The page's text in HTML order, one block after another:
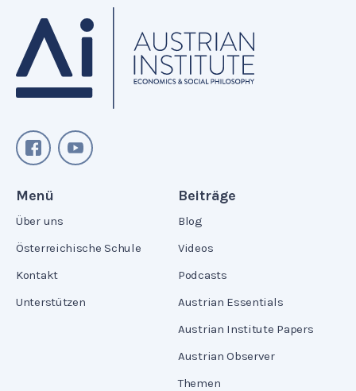
Menü
Über uns
Österreichische Schule
Kontakt
Unterstützen
Beiträge
Blog
Videos
Podcasts
Austrian Essentials
Austrian Institute Papers
Austrian Observer
Themen